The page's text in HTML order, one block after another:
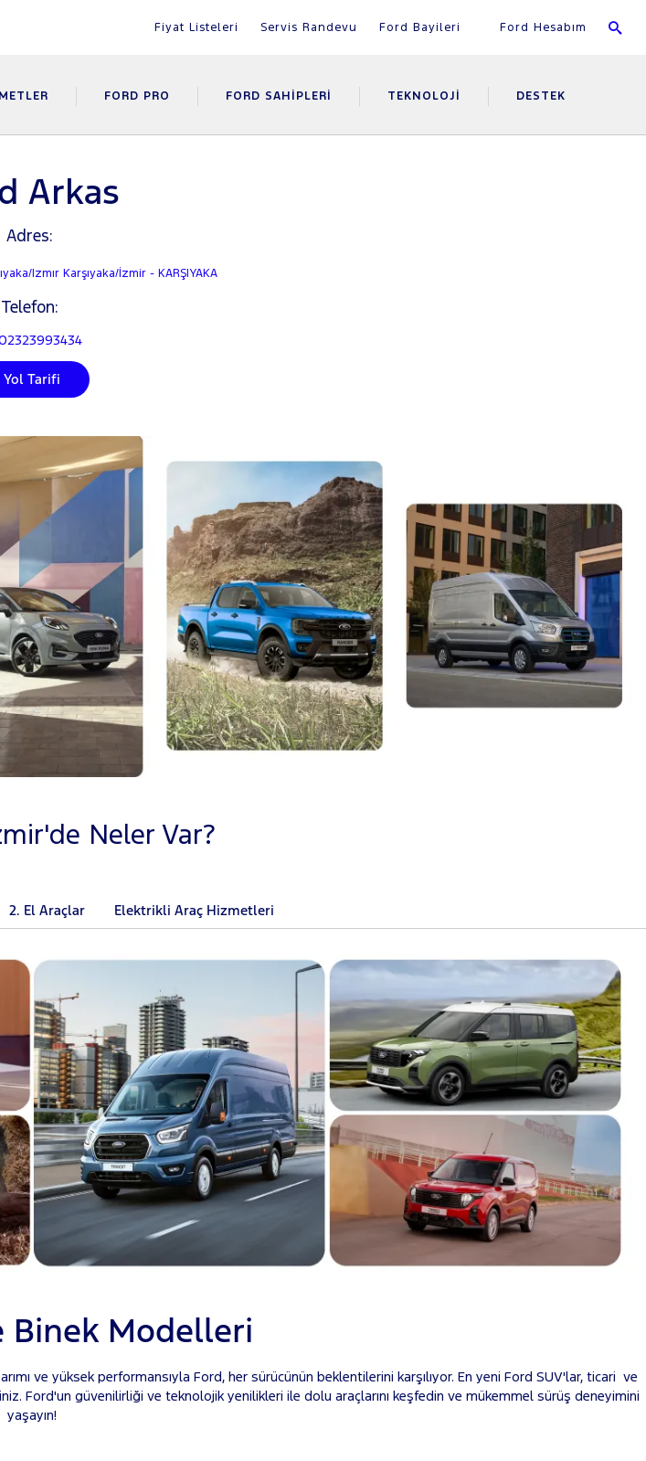
Fiyat Listeleri Servis Randevu Ford Bayileri Ford Hesabım
FORD PRO FORD SAHIPLERI TEKNOLOJI DESTEK
Arkas
Adres:
Izmır Karşıyaka/İzmir - KARŞIYAKA
Telefon:
Yol Tarifi
Neler Var?
2. El Araçlar Elektrikli Araç Hizmetleri
Binek Modelleri
ve yüksek performansıyla Ford, her sürücünün beklentilerini karşılıyor. En yeni Ford SUV'lar, ticari ve
Ford'un güvenilirliği ve teknolojik yenilikleri ile dolu araçlarını keşfedin ve mükemmel sürüş deneyimini
yaşayın!